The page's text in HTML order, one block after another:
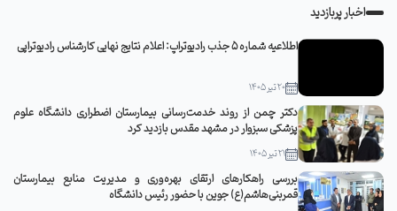
اخبار پربازدید
اطلاعیه شماره 5 جذب رادیوتراپ: اعلام نتایج نهایی کارشناس رادیوتراپی
20 تیر 1405
دکتر چمن از روند خدمت‌رسانی بیمارستان اضطراری دانشگاه علوم
پزشکی سبزوار در مشهد مقدس بازدید کرد
21 تیر 1405
بررسی راهکارهای ارتقای بهره‌وری و مدیریت منابع بیمارستان
قمربنی‌هاشم(ع) جوین با حضور رئیس دانشگاه